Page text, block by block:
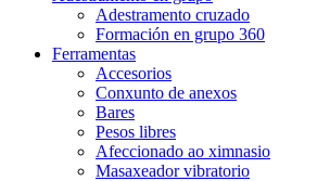
Adestramento cruzado
Formación en grupo 360
Ferramentas
Accesorios
Conxunto de anexos
Bares
Pesos libres
Afeccionado ao ximnasio
Masaxeador vibratorio